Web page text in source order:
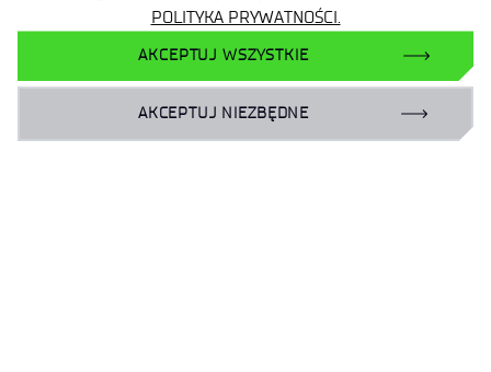
POLITYKA PRYWATNOŚCI.
AKCEPTUJ WSZYSTKIE
AKCEPTUJ NIEZBĘDNE
Facebook